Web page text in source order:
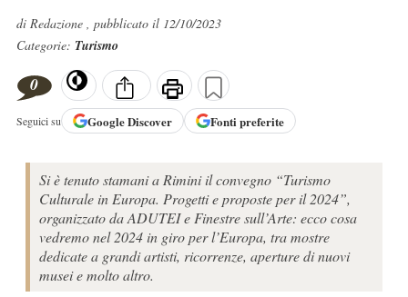
di Redazione , pubblicato il 12/10/2023
Categorie: Turismo
0
Seguici su GoogleDiscover Fonti preferite
Si è tenuto stamani a Rimini il convegno “Turismo
Culturale in Europa. Progetti e proposte per il 2024”,
organizzato da ADUTEI e Finestre sull’Arte: ecco cosa
vedremo nel 2024 in giro per l’Europa, tra mostre
dedicate a grandi artisti, ricorrenze, aperture di nuovi
musei e molto altro.